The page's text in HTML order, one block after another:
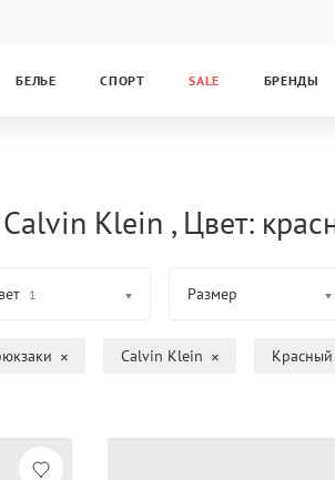
БЕЛЬЕ СПОРТ SALE БРЕНДЫ
Klein , Цвет:
1 Размер
Calvin Klein Красный